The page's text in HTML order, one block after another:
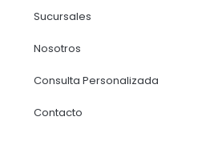
Sucursales
Nosotros
Consulta Personalizada
Contacto